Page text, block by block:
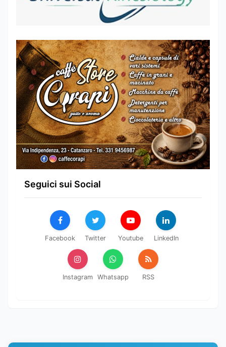
Seguici sui Social
Facebook Twitter Youtube LinkedIn
Instagram Whatsapp RSS